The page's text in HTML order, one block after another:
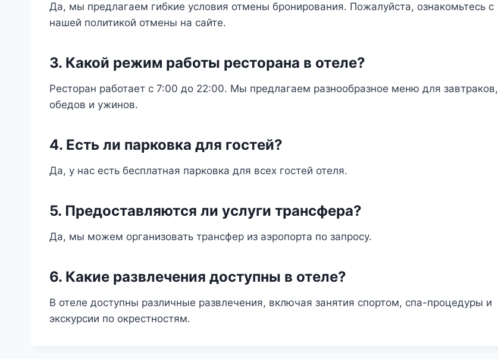
Да, мы предлагаем гибкие условия отмены бронирования. Пожалуйста, ознакомьтесь с
нашей политикой отмены на сайте.
3. Какой режим работы ресторана в отеле?
Ресторан работает с 7:00 до 22:00. Мы предлагаем разнообразное меню для завтраков,
обедов и ужинов.
4. Есть ли парковка для гостей?
Да, у нас есть бесплатная парковка для всех гостей отеля.
5. Предоставляются ли услуги трансфера?
Да, мы можем организовать трансфер из аэропорта по запросу.
6. Какие развлечения доступны в отеле?
В отеле доступны различные развлечения, включая занятия спортом, спа-процедуры и
экскурсии по окрестностям.